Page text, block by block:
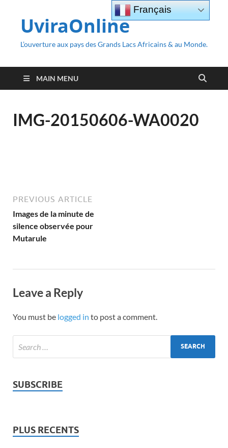
UviraOnline
L’ouverture aux pays des Grands Lacs Africains & au Monde.
MAIN MENU
IMG-20150606-WA0020
PREVIOUS ARTICLE
Images de la minute de
silence observée pour
Mutarule
Leave a Reply
You must be logged in to post a comment.
SUBSCRIBE
PLUS RECENTS
Français